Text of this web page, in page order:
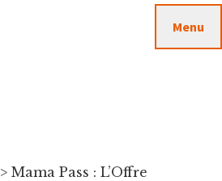
Menu
>Mama Pass : L’Offre